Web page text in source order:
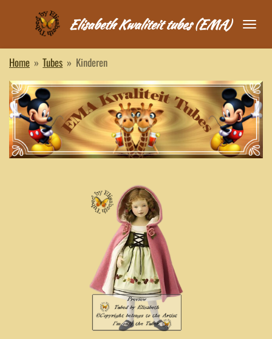
de
Elisabeth Kwaliteit tubes (EMA)
Home » Tubes » Kinderen